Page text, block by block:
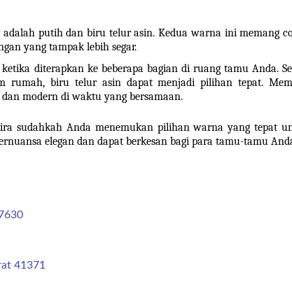
putih dan biru telur asin. Kedua warna ini memang
yang tampak lebih segar.
diterapkan ke beberapa bagian di ruang tamu Anda.
rumah, biru telur asin dapat menjadi pilihan tepat.
modern di waktu yang bersamaan.
sudahkah Anda menemukan pilihan warna yang tepat
elegan dan dapat berkesan bagi para tamu-tamu
41371